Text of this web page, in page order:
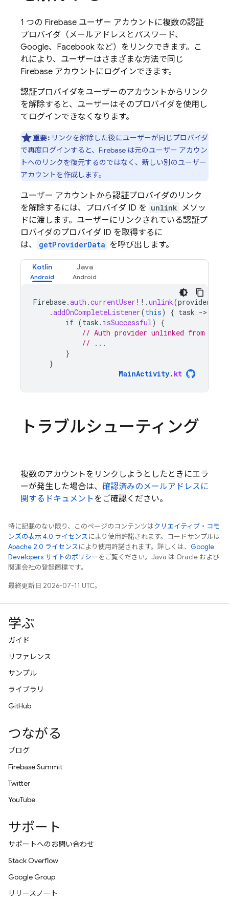
1 つの Firebase ユーザー アカウントに複数の認証
プロバイダ（メールアドレスとパスワード、
Google、Facebook など）をリンクできます。こ
れにより、ユーザーはさまざまな方法で同じ
Firebase アカウントにログインできます。
認証プロバイダをユーザーのアカウントからリンク
を解除すると、ユーザーはそのプロバイダを使用し
てログインできなくなります。
重要:リンクを解除した後にユーザーが同じプロバイダ
で再度ログインすると、Firebase は元のユーザー アカウン
トへのリンクを復元するのではなく、新しい別のユーザー
アカウントを作成します。
ユーザー アカウントから認証プロバイダのリンク
を解除するには、プロバイダ ID を unlink メソッ
ドに渡します。ユーザーにリンクされている認証プ
ロバイダのプロバイダ ID を取得するに
は、
getProviderData を呼び出します。
Kotlin Java
Firebase.auth .currentUser !! .unlink(providerId
.addOnCompleteListener(this) { task -
if (task . isSuccessful)
{
// Auth provider unlinked from
// ...
}
}
MainActivity. kt
トラブルシューティング
複数のアカウントをリンクしようとしたときにエラ
ーが発生した場合は、 確認済みのメールアドレスに
関するドキュメントをご確認ください。
特に記載のない限り、このページのコンテンツはクリエイティブ・コモ
ンズの表示 4.0 ライセンスにより使用許諾されます。コードサンプルは
Apache 2.0 ライセンスにより使用許諾されます。詳しくは、 Google
Developers サイトのポリシーをご覧ください。Java は Oracle および
関連会社の登録商標です。
最終更新日 2026-07-11 UTC。
学ぶ
ガイド
リファレンス
サンプル
ライブラリ
GitHub
つながる
ブログ
Firebase Summit
Twitter
YouTube
サポート
サポートへのお問い合わせ
Stack Overflow
Google Group
リリースノート